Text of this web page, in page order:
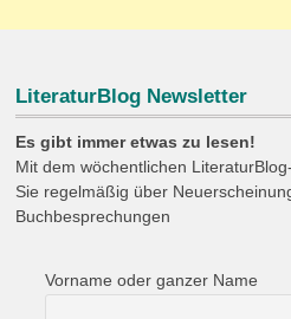
LiteraturBlog Newsletter
Es gibt immer etwas zu lesen!
Mit dem wöchentlichen
Sie regelmäßig über
Buchbesprechungen
Vorname oder ganzer Name